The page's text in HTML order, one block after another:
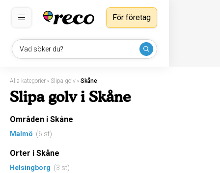
Vad söker du?
För företag
Alla kategorier › Slipa golv › Skåne
Slipa golv i Skåne
Områden i Skåne
Malmö (6 st)
Orter i Skåne
Helsingborg (3 st)